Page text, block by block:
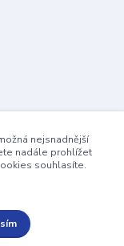
nejsnadnější
nadále prohlížet
souhlasíte.